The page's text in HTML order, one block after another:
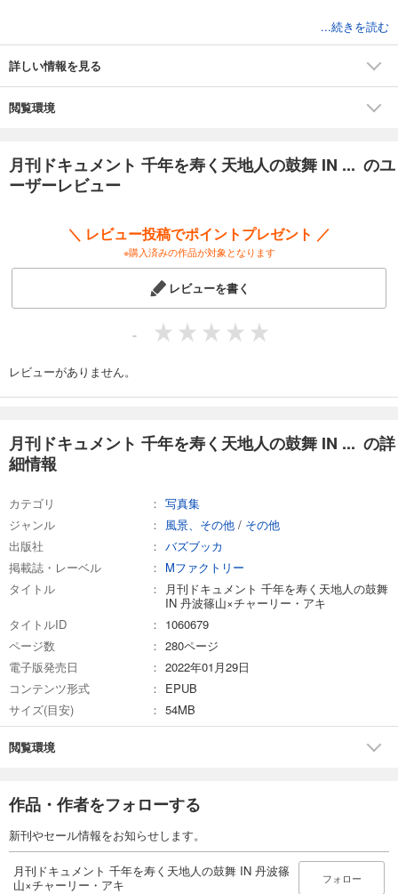
「とても緊張感のある傾舞でした。JUNさんをはじめ、撮影している時の
あの緊張感と集中力がたまらなく好きです。次は夜桜ですかね？また、
皆様とお会いできることを楽しみにしています。皆さんにあたたかく迎
能楽大倉流小鼓方 上田敦史
能楽森田流笛方 野口亮
神谷圭治
林田牧子
■舞台提供
里庵
■小道具提供
レストラン山の駅
西山酒造場
■広報協力
丹波新聞社
Sakamon
■写真
チャーリー・アキ
使用カメラ： FUJIFILM X-T1
使用レンズ： XF35mm F1.4 R / XF18-55mm F2.8-4 R LM OIS
■柏原八幡宮 http://www.kaibarahachiman.jp/
幼少より武道武術をたしなみスタントマンから大道芸人を経てパフォー
マーに世界を旅するうちに日本人独自の運動特質と環太平洋の古い部族
の動きを各地の格闘技、伝統舞踊学び、研究しその共通点を編集、独自
の哲学をもとに傾舞（かぶくまい）を創始した。
...続きを読む
詳しい情報を見る
閲覧環境
月刊ドキュメント 千年を寿く天地人の鼓舞 IN ... のユ
ーザーレビュー
＼ レビュー投稿でポイントプレゼント ／
※購入済みの作品が対象となります
レビューを書く
-
レビューがありません。
月刊ドキュメント 千年を寿く天地人の鼓舞 IN ... の詳
細情報
カテゴリ
写真集
ジャンル
風景、その他 / その他
出版社
バズブッカ
掲載誌・レーベル
Mファクトリー
タイトル
月刊ドキュメント 千年を寿く天地人の鼓舞
IN 丹波篠山×チャーリー・アキ
タイトルID
1060679
ページ数
280ページ
電子版発売日
2022年01月29日
コンテンツ形式
EPUB
サイズ(目安)
54MB
閲覧環境
作品・作者をフォローする
新刊やセール情報をお知らせします。
月刊ドキュメント 千年を寿く天地人の鼓舞 IN 丹波篠
山×チャーリー・アキ
フォロー